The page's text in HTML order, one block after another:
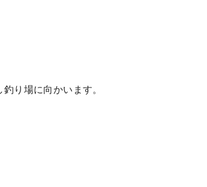
り場に向かいます。